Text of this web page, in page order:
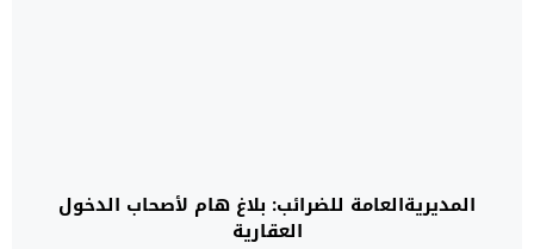
المديريةالعامة للضرائب: بلاغ هام لأصحاب الدخول
العقارية